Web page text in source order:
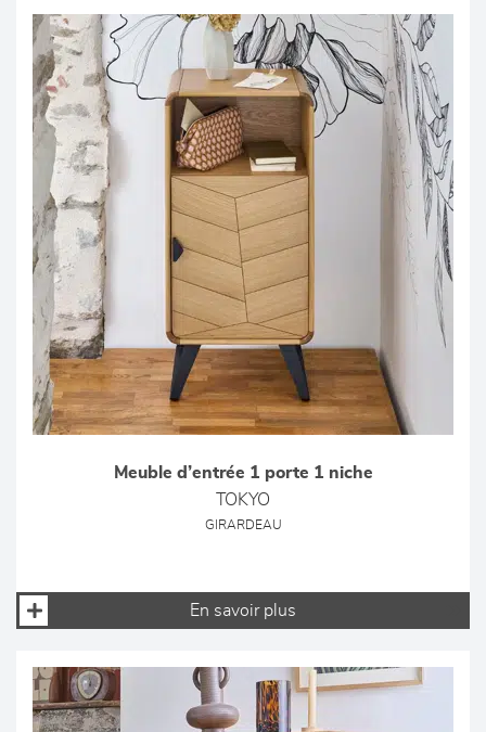
Meuble d’entrée 1 porte 1 niche
TOKYO
GIRARDEAU
En savoir plus